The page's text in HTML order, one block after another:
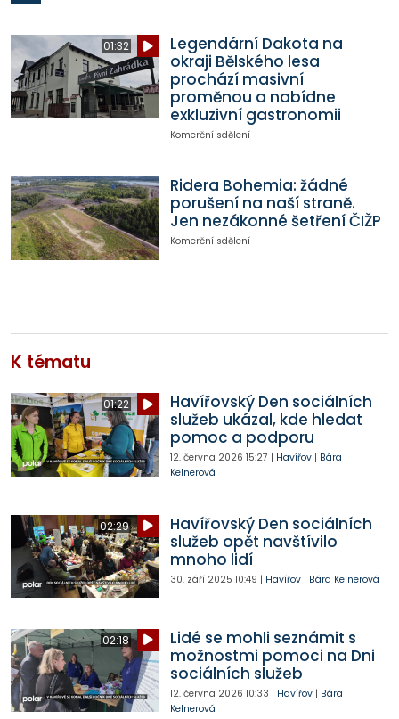
01:32
Legendární Dakota na
okraji Bělského lesa
prochází masivní
proměnou a nabídne
exkluzivní gastronomii
Komerční sdělení
Ridera Bohemia: žádné
porušení na naší straně.
Jen nezákonné šetření ČIŽP
Komerční sdělení
K tématu
01:22
Havířovský Den sociálních
služeb ukázal, kde hledat
pomoc a podporu
12. června 2026 15:27 | Havířov| Bára
Kelnerová
02:29
Havířovský Den sociálních
služeb opět navštívilo
mnoho lidí
30. září 2025 10:49 | Havířov| Bára Kelnerová
02:18
Lidé se mohli seznámit s
možnostmi pomoci na Dni
sociálních služeb
12. června 2026 10:33 | Havířov| Bára
Kelnerová